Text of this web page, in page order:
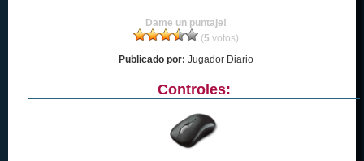
Dame un puntaje!
(5 votos)
Publicado por: Jugador Diario
Controles: